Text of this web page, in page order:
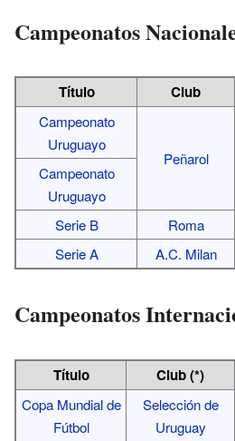
Campeonatos
Título Club
Campeonato
Uruguayo
Peñarol
Campeonato
Uruguayo
Serie B Roma
Serie A
A.C. Milan
Campeonatos
Título Club (*)
Copa Mundial de
Fútbol
Selección de
Uruguay